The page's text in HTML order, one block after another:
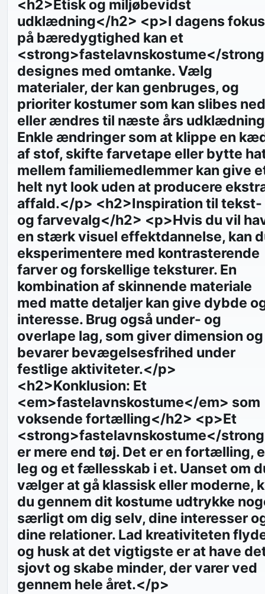
<h2>Etisk og miljøbevidst
udklædning</h2> <p>I dagens fokus
på bæredygtighed kan et
<strong>fastelavnskostume</
designes med omtanke. Vælg
materialer, der kan genbruges, og
prioriter kostumer som kan slibes ned
eller ændres til næste års
Enkle ændringer som at klippe en
af stof, skifte farvetape eller bytte
mellem familiemedlemmer kan give
helt nyt look uden at producere
affald.</p> <h2>Inspiration til tekst-
og farvevalg</h2> <p>Hvis du vil
en stærk visuel effektdannelse, kan
eksperimentere med kontrasterende
farver og forskellige teksturer. En
kombination af skinnende materiale
med matte detaljer kan give dybde
interesse. Brug også under- og
overlape lag, som giver dimension og
bevarer bevægelsesfrihed under
festlige aktiviteter.</p>
<h2>Konklusion: Et
<em>fastelavnskostume</em> som
voksende fortælling</h2> <p>Et
<strong>fastelavnskostume</
er mere end tøj. Det er en fortælling,
leg og et fællesskab i et. Uanset om
vælger at gå klassisk eller moderne,
du gennem dit kostume udtrykke
særligt om dig selv, dine interesser
dine relationer. Lad kreativiteten
og husk at det vigtigste er at have
sjovt og skabe minder, der varer ved
gennem hele året.</p>